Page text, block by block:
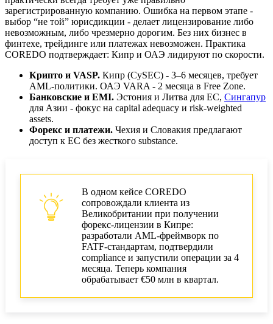
зарегистрированную компанию. Ошибка на первом этапе -
выбор “не той” юрисдикции - делает лицензирование либо
невозможным, либо чрезмерно дорогим. Без них бизнес в
финтехе, трейдинге или платежах невозможен. Практика
COREDO подтверждает: Кипр и ОАЭ лидируют по скорости.
Крипто и VASP. Кипр (CySEC) - 3–6 месяцев, требует
AML-политики. ОАЭ VARA - 2 месяца в Free Zone.
Банковские и EMI. Эстония и Литва для ЕС, Сингапур
для Азии - фокус на capital adequacy и risk-weighted
assets.
Форекс и платежи. Чехия и Словакия предлагают
доступ к ЕС без жесткого substance.
В одном кейсе COREDO
сопровождали клиента из
Великобритании при получении
форекс-лицензии в Кипре:
разработали AML-фреймворк по
FATF-стандартам, подтвердили
compliance и запустили операции за 4
месяца. Теперь компания
обрабатывает €50 млн в квартал.